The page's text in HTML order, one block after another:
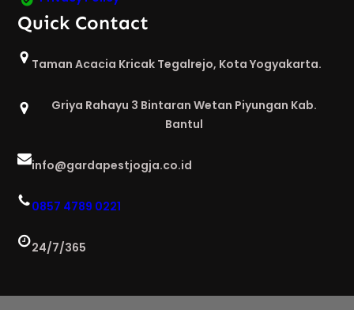
Quick Contact
Taman Acacia Kricak Tegalrejo, Kota Yogyakarta.
Griya Rahayu 3 Bintaran Wetan Piyungan Kab.
Bantul
info@gardapestjogja.co.id
0857 4789 0221
24/7/365